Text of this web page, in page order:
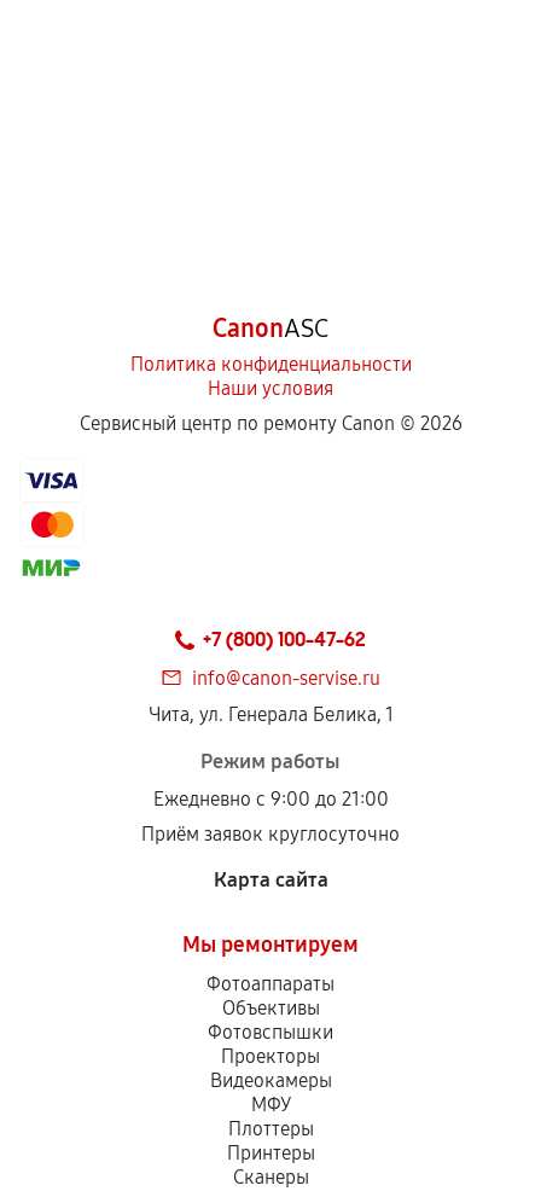
CanonASC
Политика конфиденциальности
Наши условия
Сервисный центр по ремонту Canon © 2026
+7 (800) 100-47-62
info@canon-servise.ru
Чита, ул. Генерала Белика, 1
Режим работы
Ежедневно с 9:00 до 21:00
Приём заявок круглосуточно
Карта сайта
Мы ремонтируем
Фотоаппараты
Объективы
Фотовспышки
Проекторы
Видеокамеры
МФУ
Плоттеры
Принтеры
Сканеры